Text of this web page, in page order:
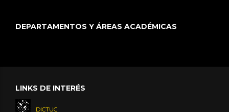
DEPARTAMENTOS Y ÁREAS ACADÉMICAS
LINKS DE INTERÉS
DICTUC